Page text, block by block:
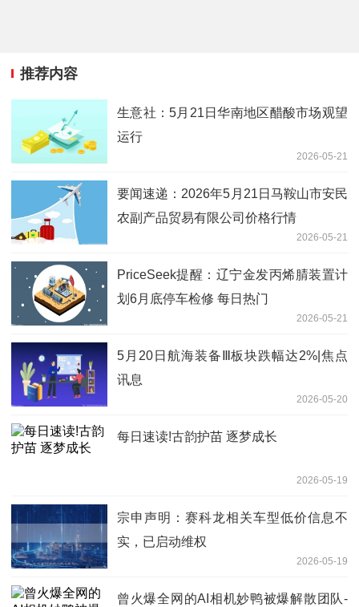
推荐内容
生意社：5月21日华南地区醋酸市场观望
运行
2026-05-21
要闻速递：2026年5月21日马鞍山市安民
农副产品贸易有限公司价格行情
2026-05-21
PriceSeek提醒：辽宁金发丙烯腈装置计
划6月底停车检修 每日热门
2026-05-21
5月20日航海装备Ⅲ板块跌幅达2%|焦点
讯息
2026-05-20
每日速读!古韵护苗 逐梦成长
2026-05-19
宗申声明：赛科龙相关车型低价信息不
实，已启动维权
2026-05-19
曾火爆全网的AI相机妙鸭被爆解散团队-